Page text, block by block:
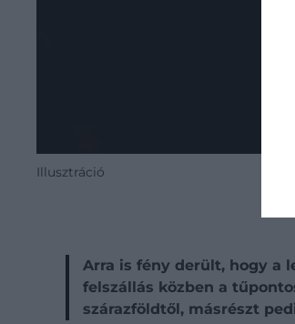
Illusztráció
Arra is fény derült, hogy a
felszállás közben a
szárazföldtől, másrészt